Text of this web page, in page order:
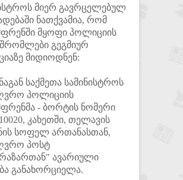
მიერ გავრცელებულ
ნათქვამია, რომ
მყოფი პოლიციის
გეგმიურ
მიდიოდნენ:
საქმეთა სამინისტროს
პოლიციის
- ბორტის ნომერი
კახეთში, თელავის
სოფელ ართანასთან,
პოსტ
ავარიული
განახორციელა.